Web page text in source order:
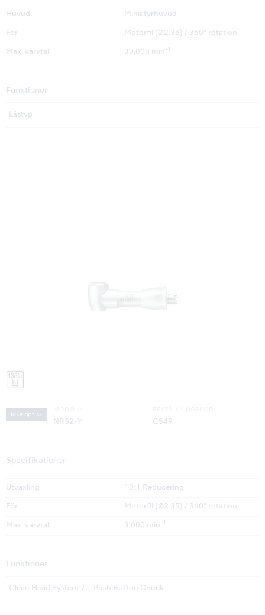
Huvud Miniatyrhuvud
För Motorfil (Ø2.35) / 360° rotation
Max. varvtal 30,000 min -1
Funktioner
Låstyp
Icke optisk
NRS2-Y C549
Specifikationer
Utväxling 10:1 Reducering
För Motorfil (Ø2.35) / 360° rotation
Max. varvtal 3,000 min -1
Funktioner
Clean Head System Push Button Chuck